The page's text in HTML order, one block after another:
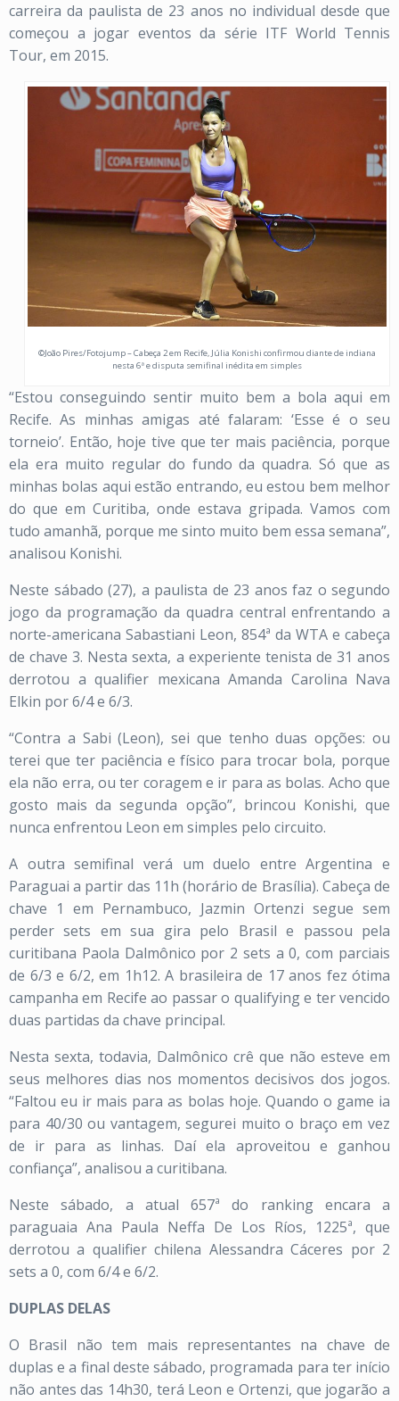
carreira da paulista de 23 anos no individual desde que
começou a jogar eventos da série ITF World Tennis
Tour, em 2015.
©João Pires/Fotojump – Cabeça 2 em Recife, Júlia Konishi confirmou diante de indiana
nesta 6ª e disputa semifinal inédita em simples
“Estou conseguindo sentir muito bem a bola aqui em
Recife. As minhas amigas até falaram: ‘Esse é o seu
torneio’. Então, hoje tive que ter mais paciência, porque
ela era muito regular do fundo da quadra. Só que as
minhas bolas aqui estão entrando, eu estou bem melhor
do que em Curitiba, onde estava gripada. Vamos com
tudo amanhã, porque me sinto muito bem essa semana”,
analisou Konishi.
Neste sábado (27), a paulista de 23 anos faz o segundo
jogo da programação da quadra central enfrentando a
norte-americana Sabastiani Leon, 854ª da WTA e cabeça
de chave 3. Nesta sexta, a experiente tenista de 31 anos
derrotou a qualifier mexicana Amanda Carolina Nava
Elkin por 6/4 e 6/3.
“Contra a Sabi (Leon), sei que tenho duas opções: ou
terei que ter paciência e físico para trocar bola, porque
ela não erra, ou ter coragem e ir para as bolas. Acho que
gosto mais da segunda opção”, brincou Konishi, que
nunca enfrentou Leon em simples pelo circuito.
A outra semifinal verá um duelo entre Argentina e
Paraguai a partir das 11h (horário de Brasília). Cabeça de
chave 1 em Pernambuco, Jazmin Ortenzi segue sem
perder sets em sua gira pelo Brasil e passou pela
curitibana Paola Dalmônico por 2 sets a 0, com parciais
de 6/3 e 6/2, em 1h12. A brasileira de 17 anos fez ótima
campanha em Recife ao passar o qualifying e ter vencido
duas partidas da chave principal.
Nesta sexta, todavia, Dalmônico crê que não esteve em
seus melhores dias nos momentos decisivos dos jogos.
“Faltou eu ir mais para as bolas hoje. Quando o game ia
para 40/30 ou vantagem, segurei muito o braço em vez
de ir para as linhas. Daí ela aproveitou e ganhou
confiança”, analisou a curitibana.
Neste sábado, a atual 657ª do ranking encara a
paraguaia Ana Paula Neffa De Los Ríos, 1225ª, que
derrotou a qualifier chilena Alessandra Cáceres por 2
sets a 0, com 6/4 e 6/2.
DUPLAS DELAS
O Brasil não tem mais representantes na chave de
duplas e a final deste sábado, programada para ter início
não antes das 14h30, terá Leon e Ortenzi, que jogarão a